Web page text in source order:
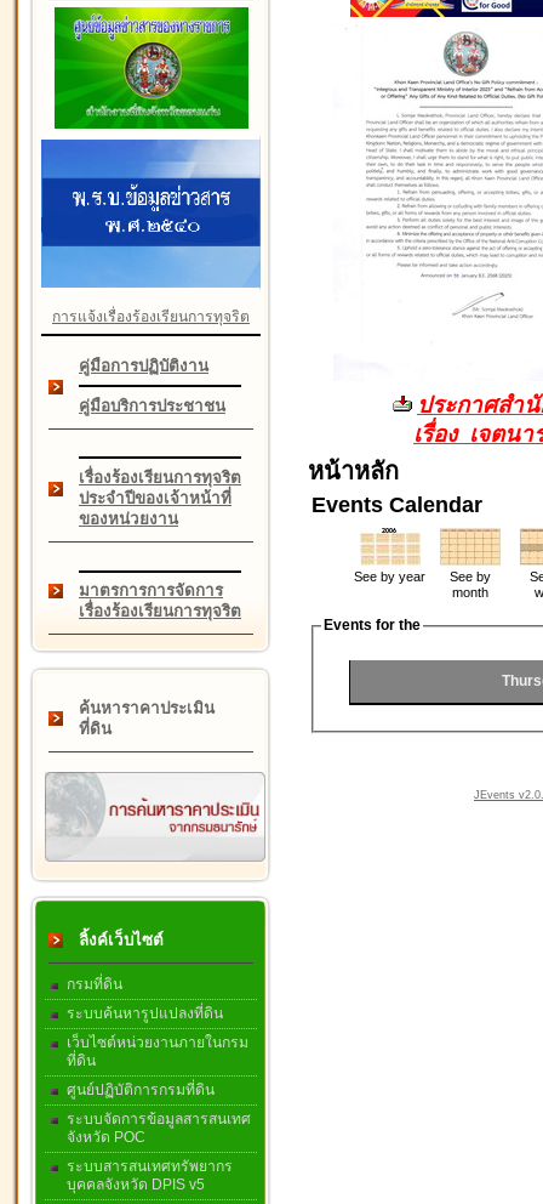
การแจ้งเรื่องร้องเรียนการทุจริต
คู่มือการปฏิบัติงาน
คู่มือบริการประชาชน
เรื่องร้องเรียนการทุจริต
ประจำปีของเจ้าหน้าที่
ของหน่วยงาน
มาตรการการจัดการ
เรื่องร้องเรียนการทุจริต
ค้นหาราคาประเมิน
ที่ดิน
ลิ้งค์เว็บไซต์
กรมที่ดิน
ระบบค้นหารูปแปลงที่ดิน
เว็บไซต์หน่วยงานภายในกรม
ที่ดิน
ศูนย์ปฏิบัติการกรมที่ดิน
ระบบจัดการข้อมูลสารสนเทศ
จังหวัด POC
ระบบสารสนเทศทรัพยากร
บุคคลจังหวัด DPIS v5
ประกาศสำ
เรื่อง เจตน
หน้าหลัก
Events Calendar
See by year
See by
month
Events for the
JEvents